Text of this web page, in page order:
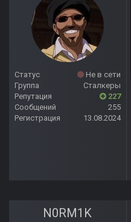
Статус
Не в сети
Группа
Сталкеры
Репутация
227
Сообщений
255
Регистрация
13.08.2024
N0RM1K